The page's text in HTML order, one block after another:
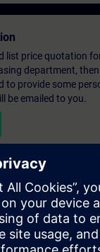
list price quotation
department,
to provide some
be emailed to you.
form below if you
training course
centre. This type of
( 6 and above). After